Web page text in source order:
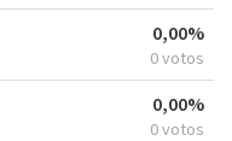
0,00%
0 votos
0,00%
0 votos